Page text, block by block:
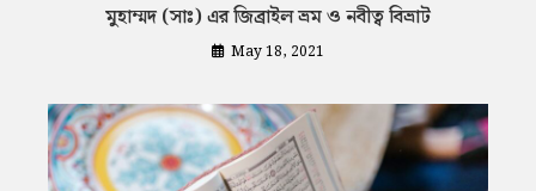
মুহাম্মদ (সাঃ) এর জিব্রাইল ভ্রম ও নবীত্ব বিভ্রাট
May 18, 2021